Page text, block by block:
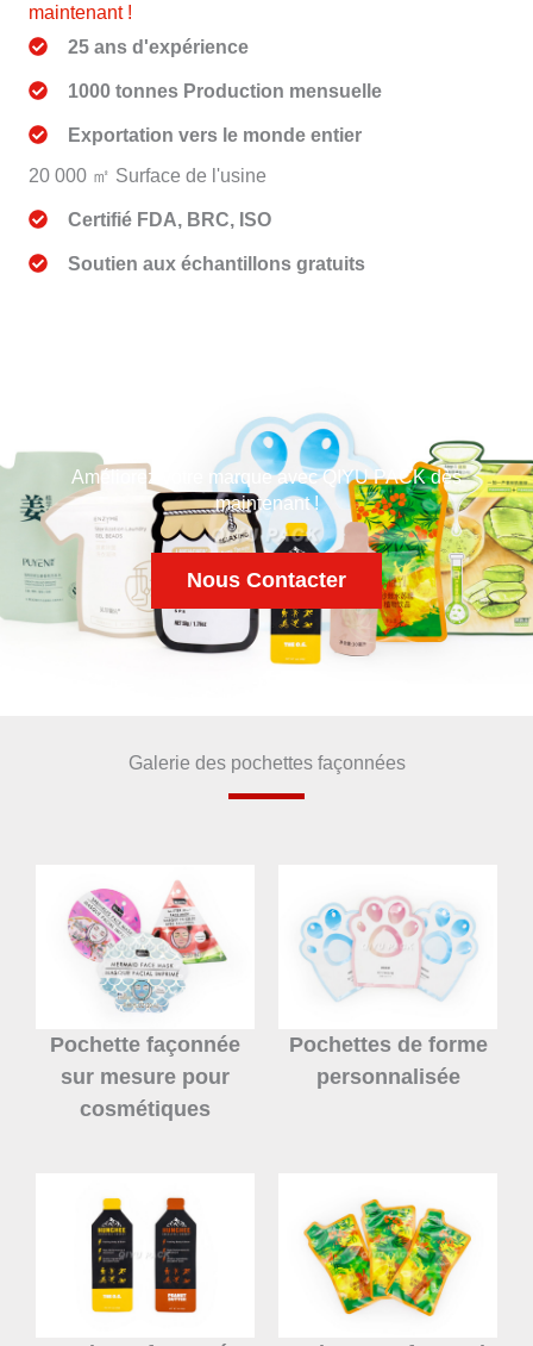
maintenant !
25 ans d'expérience
1000 tonnes Production mensuelle
Exportation vers le monde entier
20 000 ㎡ Surface de l'usine
Certifié FDA, BRC, ISO
Soutien aux échantillons gratuits
Améliorez votre marque avec QIYU PACK dès
maintenant !
Nous Contacter
Galerie des pochettes façonnées
Pochette façonnée
sur mesure pour
cosmétiques
Pochettes de forme
personnalisée